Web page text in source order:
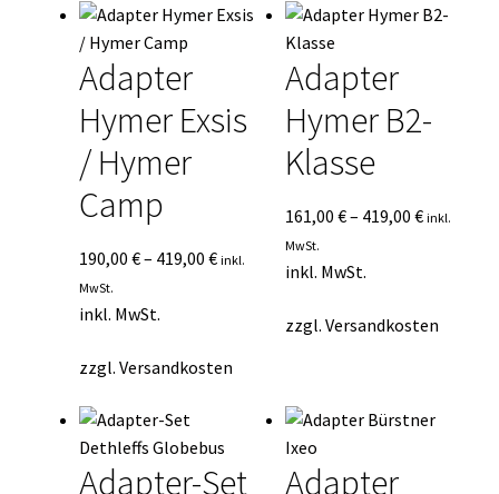
Adapter
Hymer Exsis
/ Hymer
Camp
190,00 €– 419,00 € inkl.
MwSt.
inkl. MwSt.
zzgl. Versandkosten
Adapter
Hymer B2-
Klasse
161,00€– 419,00€ inkl.
MwSt.
inkl. MwSt.
zzgl.Versandkosten
Adapter-Set
Adapter